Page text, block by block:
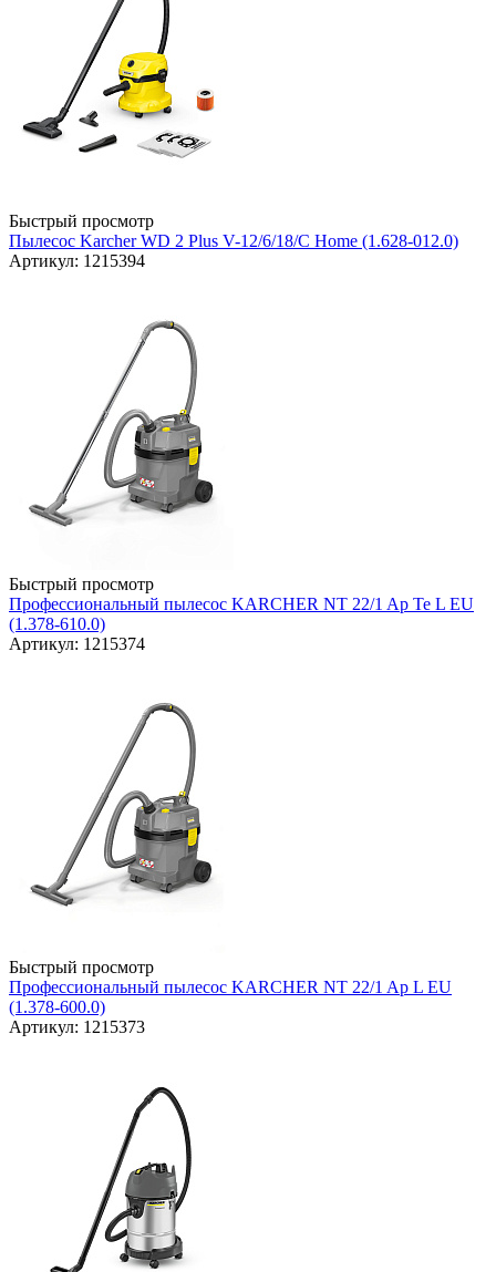
Быстрый просмотр
Пылесос Karcher WD 2 Plus V-12/6/18/C Home (1.628-012.0)
Артикул: 1215394
Быстрый просмотр
Профессиональный пылесос KARCHER NT 22/1 Ap Te L EU
(1.378-610.0)
Артикул: 1215374
Быстрый просмотр
Профессиональный пылесос KARCHER NT 22/1 Ap L EU
(1.378-600.0)
Артикул: 1215373